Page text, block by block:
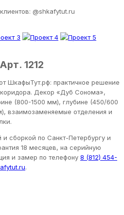
@shkafytut.ru
1212
ШкафыТут.рф: практичное решение
Декор «Дуб Сонома»,
(800-1500 мм), глубине (450/600
взаимозаменяемые отделения и
сборкой по Санкт-Петербургу и
18 месяцев, на серийную
и замер по телефону 8 (812) 454-
.